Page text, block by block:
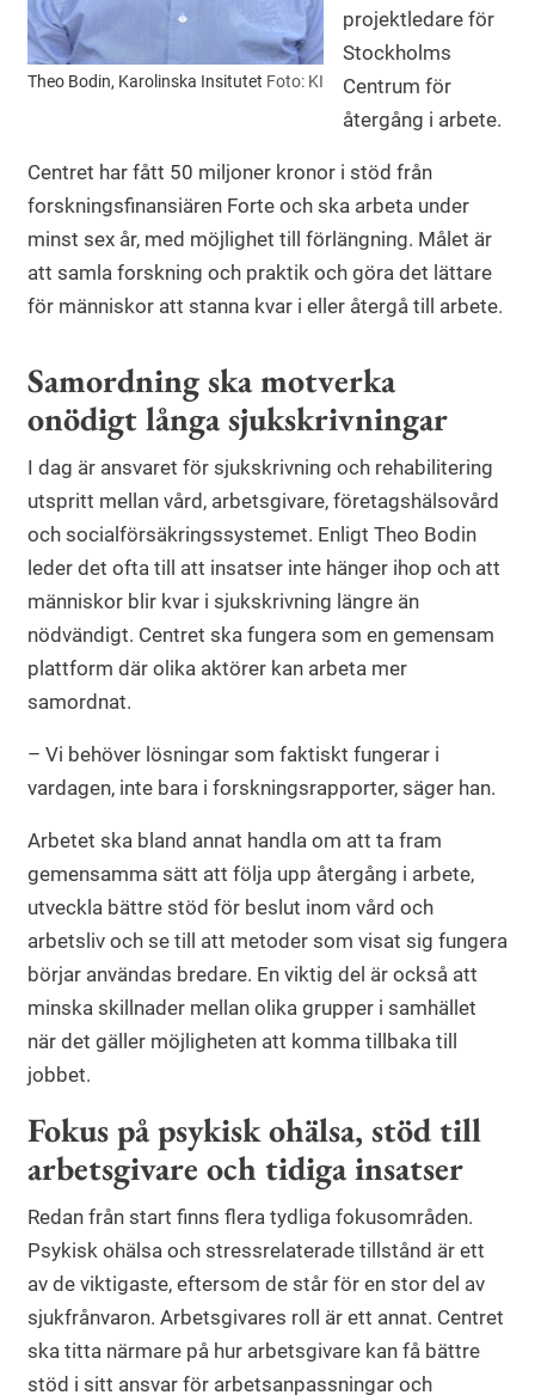
Theo Bodin, Karolinska Insitutet Foto: KI
projektledare för
Stockholms
Centrum för
återgång i arbete.
Centret har fått 50 miljoner kronor i stöd från
forskningsfinansiären Forte och ska arbeta under
minst sex år, med möjlighet till förlängning. Målet är
att samla forskning och praktik och göra det lättare
för människor att stanna kvar i eller återgå till arbete.
Samordning ska motverka
onödigt långa sjukskrivningar
I dag är ansvaret för sjukskrivning och rehabilitering
utspritt mellan vård, arbetsgivare, företagshälsovård
och socialförsäkringssystemet. Enligt Theo Bodin
leder det ofta till att insatser inte hänger ihop och att
människor blir kvar i sjukskrivning längre än
nödvändigt. Centret ska fungera som en gemensam
plattform där olika aktörer kan arbeta mer
samordnat.
– Vi behöver lösningar som faktiskt fungerar i
vardagen, inte bara i forskningsrapporter, säger han.
Arbetet ska bland annat handla om att ta fram
gemensamma sätt att följa upp återgång i arbete,
utveckla bättre stöd för beslut inom vård och
arbetsliv och se till att metoder som visat sig fungera
börjar användas bredare. En viktig del är också att
minska skillnader mellan olika grupper i samhället
när det gäller möjligheten att komma tillbaka till
jobbet.
Fokus på psykisk ohälsa, stöd till
arbetsgivare och tidiga insatser
Redan från start finns flera tydliga fokusområden.
Psykisk ohälsa och stressrelaterade tillstånd är ett
av de viktigaste, eftersom de står för en stor del av
sjukfrånvaron. Arbetsgivares roll är ett annat. Centret
ska titta närmare på hur arbetsgivare kan få bättre
stöd i sitt ansvar för arbetsanpassningar och